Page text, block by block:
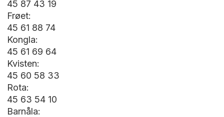
nysgjerrighet og lærelyst.
Vi samarbeider med skolene barna skal starte
på. Vi har et organisert leselyst prosjekt med
vår nærmeste barneskole, Rekustad skole.
Dette innebærer at våre 5 åringer får besøkt
sine kommende barneskoler på et tidlig
stadiet, og bidrar til å trygge den kommende
overgangen barna har i vente.
45 87 43 19
Frøet:
45 61 88 74
Kongla:
45 61 69 64
Kvisten:
45 60 58 33
Rota:
45 63 54 10
Barnåla: